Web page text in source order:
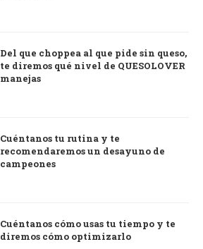
Del que choppea al que pide sin queso,
te diremos qué nivel de QUESOLOVER
manejas
Cuéntanos tu rutina y te
recomendaremos un desayuno de
campeones
Cuéntanos cómo usas tu tiempo y te
diremos cómo optimizarlo